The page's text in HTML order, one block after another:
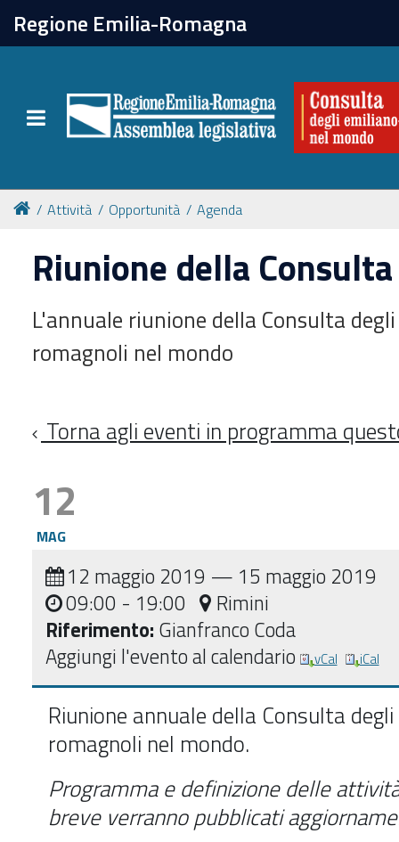
Regione Emilia-Romagna
Toggle navigation
chiudi
Attività
Per chi vive all'estero
Newsletter
Attività Opportunità Agenda
Riunione della
L'annuale riunione della Consulta
romagnoli nel mondo
Torna agli eventi in programma
12
MAG
12 maggio 2019 — 15 maggio 2019
09:00 - 19:00
Rimini
Riferimento: Gianfranco Coda
Aggiungi l'evento al calendario
vCal iCal
Riunione annuale della Consulta
romagnoli nel mondo.
Programma e definizione delle
breve verranno pubblicati